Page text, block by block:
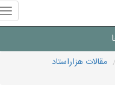
مقالات هزاراستاد